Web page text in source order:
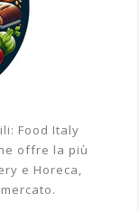
Food Italy
offre la più
e Horeca,